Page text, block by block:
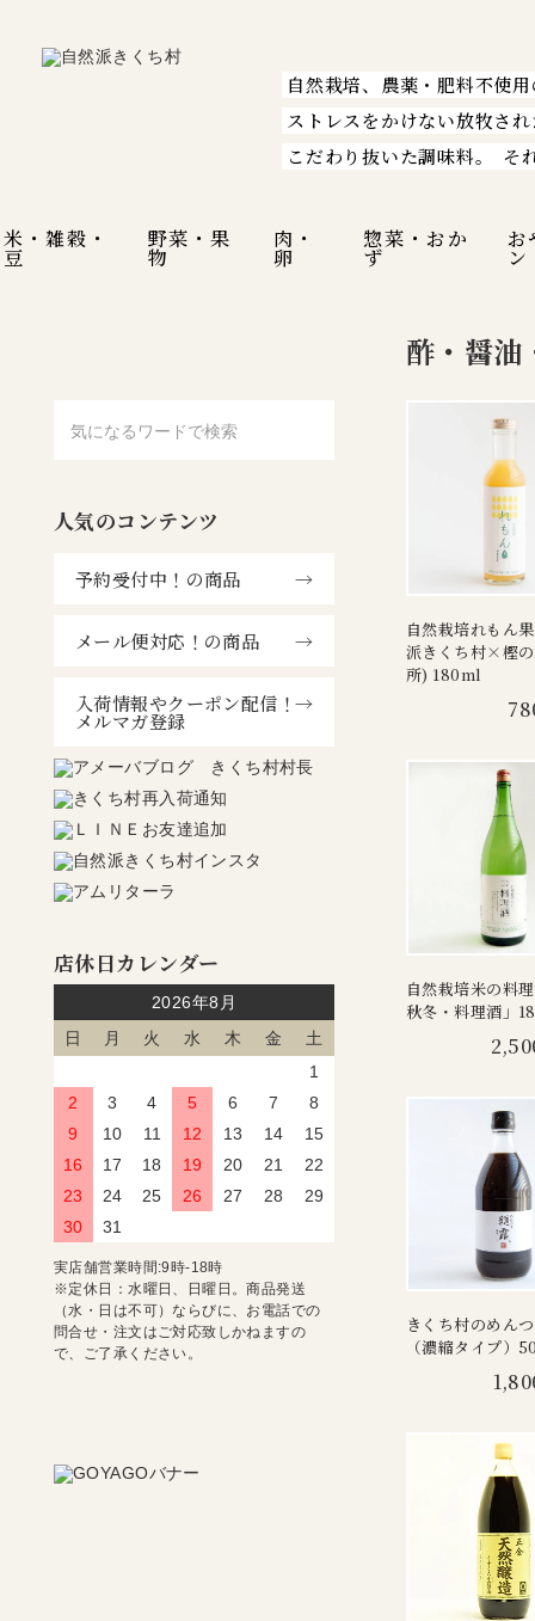
自然栽培、農薬・肥料不使
ストレスをかけない放牧さ
こだわり抜いた調味料。
そ
米・雑穀・
豆
野菜・果
物
肉・
卵
惣菜・おか
ず
お
ン
酢・醤油
自然栽培れもん
派きくち村×樫
所) 180ml
自然栽培米の料
秋冬・料理酒」
きくち村のめん
（濃縮タイプ）
人気のコンテンツ
予約受付中！の商品
メール便対応！の商品
入荷情報やクーポン配信！
メルマガ登録
店休日カレンダー
2026年8月
日
月 火 水 木 金
土
1
2
3 4 5 6 7
8
9
10 11 12 13 14
15
16
17 18 19 20 21
22
23
24 25 26 27 28
29
30
31
実店舗営業時間:9時-18時
※定休日：水曜日、日曜日。商品発送
（水・日は不可）ならびに、お電話での
問合せ・注文はご対応致しかねますの
で、ご了承ください。